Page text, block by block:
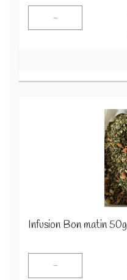
-
Infusion Bon matin 50g
-